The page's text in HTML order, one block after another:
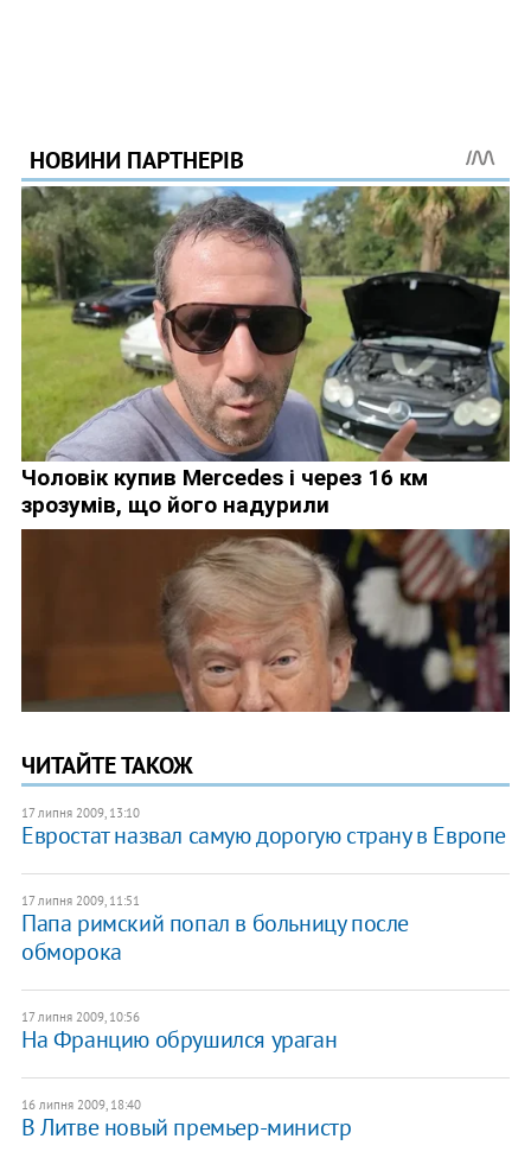
ЧИТАЙТЕ ТАКОЖ
17 липня 2009, 13:10
Евростат назвал самую дорогую страну в Европе
17 липня 2009, 11:51
Папа римский попал в больницу после
обморока
17 липня 2009, 10:56
На Францию обрушился ураган
16 липня 2009, 18:40
В Литве новый премьер-министр